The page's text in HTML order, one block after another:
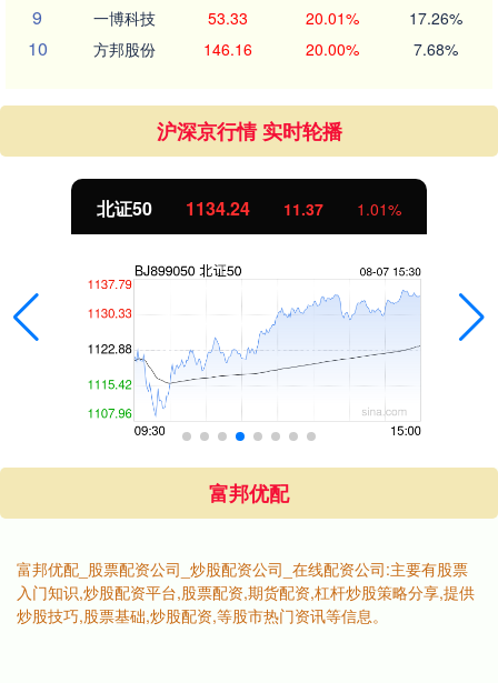
9 一博科技 53.33 20.01% 17.26%
10 方邦股份 146.16 20.00% 7.68%
沪深京行情 实时轮播
北证50 1134.24 11.37 1.01%
富邦优配
富邦优配_股票配资公司_炒股配资公司_在线配资公司:主要有股票
入门知识,炒股配资平台,股票配资,期货配资,杠杆炒股策略分享,提供
炒股技巧,股票基础,炒股配资,等股市热门资讯等信息。